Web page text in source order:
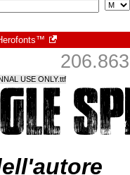
USE ONLY.ttf